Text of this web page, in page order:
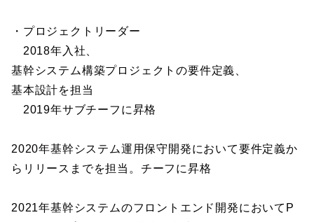
・プロジェクトリーダー
2018年入社、
基幹システム構築プロジェクトの要件定義、
基本設計を担当
2019年サブチーフに昇格
2020年基幹システム運用保守開発において要件定義か
らリリースまでを担当。チーフに昇格
2021年基幹システムのフロントエンド開発においてP